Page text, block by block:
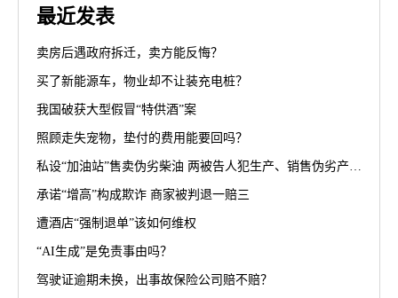
最近发表
卖房后遇政府拆迁，卖方能反悔？
买了新能源车，物业却不让装充电桩？
我国破获大型假冒“特供酒”案
照顾走失宠物，垫付的费用能要回吗？
私设“加油站”售卖伪劣柴油 两被告人犯生产、销售伪劣产品罪获刑罚
承诺“增高”构成欺诈 商家被判退一赔三
遭酒店“强制退单”该如何维权
“AI生成”是免责事由吗？
驾驶证逾期未换，出事故保险公司赔不赔？